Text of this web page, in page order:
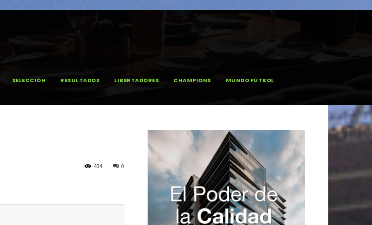
SELECCIÓN RESULTADOS LIBERTADORES CHAMPIONS MUNDO FÚTBOL
0
404